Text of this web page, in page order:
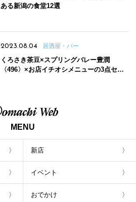
ある新潟の食堂12選
2023.08.04 居酒屋・バー
くろさき茶豆×スプリングバレー豊潤
〈496〉×お店イチオシメニューの3点セッ
MENU
新店
イベント
おでかけ